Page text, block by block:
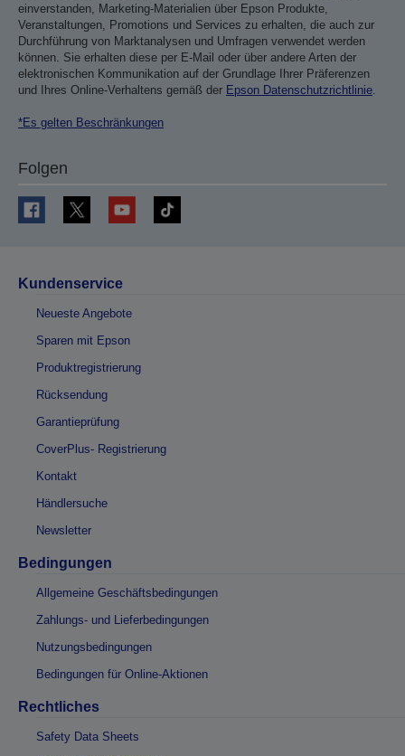
einverstanden, Marketing-Materialien über Epson Produkte,
Veranstaltungen, Promotions und Services zu erhalten, die auch zur
Durchführung von Marktanalysen und Umfragen verwendet werden
können. Sie erhalten diese per E-Mail oder über andere Arten der
elektronischen Kommunikation auf der Grundlage Ihrer Präferenzen
und Ihres Online-Verhaltens gemäß der Epson Datenschutzrichtlinie.
*Es gelten Beschränkungen
Folgen
Kundenservice
Neueste Angebote
Sparen mit Epson
Produktregistrierung
Rücksendung
Garantieprüfung
CoverPlus- Registrierung
Kontakt
Händlersuche
Newsletter
Bedingungen
Allgemeine Geschäftsbedingungen
Zahlungs- und Lieferbedingungen
Nutzungsbedingungen
Bedingungen für Online-Aktionen
Rechtliches
Safety Data Sheets